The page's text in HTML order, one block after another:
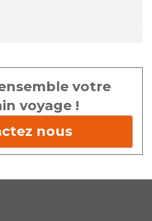
votre
voyage !
nous